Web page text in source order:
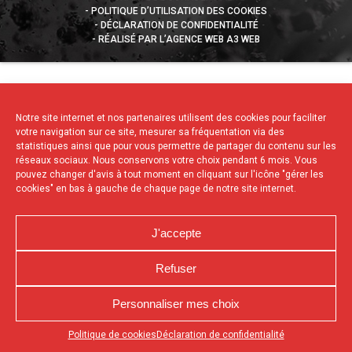
Notre site internet et nos partenaires utilisent des cookies pour faciliter
votre navigation sur ce site, mesurer sa fréquentation via des
statistiques ainsi que pour vous permettre de partager du contenu sur les
réseaux sociaux. Nous conservons votre choix pendant 6 mois. Vous
pouvez changer d'avis à tout moment en cliquant sur l'icône "gérer les
cookies" en bas à gauche de chaque page de notre site internet.
J'accepte
Refuser
Personnaliser mes choix
Politique de cookies Déclaration de confidentialité
Appuyez sur le bouton partager en bas de votre
POLITIQUE D’UTILISATION DES COOKIES
DÉCLARATION DE CONFIDENTIALITÉ
RÉALISÉ PAR L’AGENCE WEB A3 WEB